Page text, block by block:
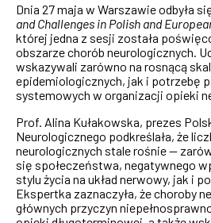
Dnia 27 maja w Warszawie odbyła
and Challenges in Polish and
której jedna z sesji została
obszarze chorób neurologicznych.
wskazywali zarówno na rosnącą
epidemiologicznych, jak i potrzebę
systemowych w organizacji opieki
Prof. Alina Kułakowska, prezes
Neurologicznego podkreślała, że
neurologicznych stale rośnie —
się społeczeństwa, negatywnego
stylu życia na układ nerwowy, jak i
Ekspertka zaznaczyła, że choroby
głównych przyczyn